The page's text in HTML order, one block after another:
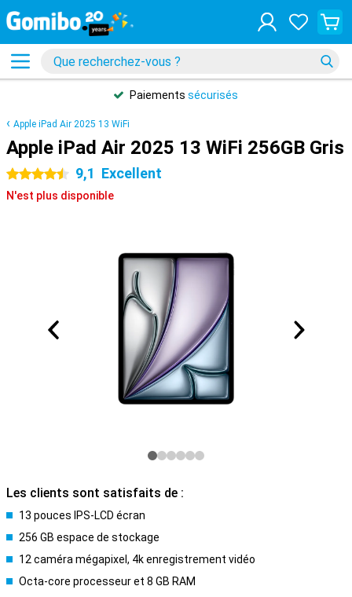
Paiements sécurisés
Apple iPad Air 2025 13 WiFi
Apple iPad Air 2025 13 WiFi 256GB Gris
4.5 étoiles 9,1 Excellent
N'est plus disponible
Les clients sont satisfaits de :
13 pouces IPS-LCD écran
256 GB espace de stockage
12 caméra mégapixel, 4k enregistrement vidéo
Octa-core processeur et 8 GB RAM